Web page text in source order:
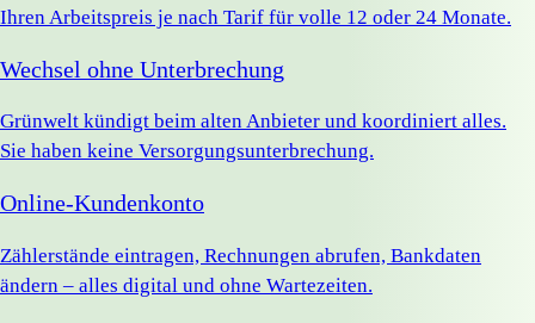
Ihren Arbeitspreis je nach Tarif für volle 12 oder 24 Monate.
Wechsel ohne Unterbrechung
Grünwelt kündigt beim alten Anbieter und koordiniert alles.
Sie haben keine Versorgungsunterbrechung.
Online-Kundenkonto
Zählerstände eintragen, Rechnungen abrufen, Bankdaten
ändern – alles digital und ohne Wartezeiten.